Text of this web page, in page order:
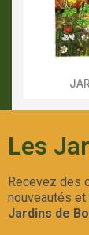
Les
Recevez des
nouveautés
Jardins de